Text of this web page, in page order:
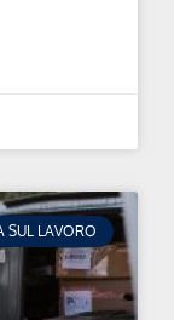
SUL LAVORO